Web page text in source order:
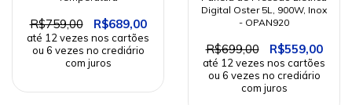
R$759,00 R$689,00
Digital Oster 5L, 900W, Inox
- OPAN920
R$699,00 R$559,00